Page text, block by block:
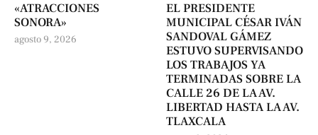
«ATRACCIONES
SONORA»
agosto 9, 2026
EL PRESIDENTE
MUNICIPAL CÉSAR IVÁN
SANDOVAL GÁMEZ
ESTUVO SUPERVISANDO
LOS TRABAJOS YA
TERMINADAS SOBRE LA
CALLE 26 DE LA AV.
LIBERTAD HASTA LA AV.
TLAXCALA